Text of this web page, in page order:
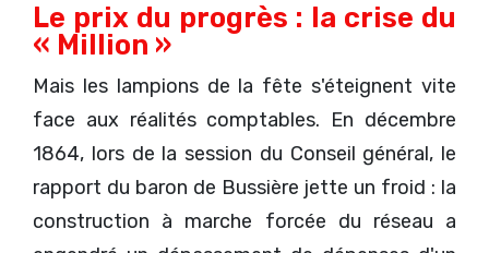
Le prix du progrès : la crise du
« Million »
Mais les lampions de la fête s'éteignent vite
face aux réalités comptables. En décembre
1864, lors de la session du Conseil général, le
rapport du baron de Bussière jette un froid : la
construction à marche forcée du réseau a